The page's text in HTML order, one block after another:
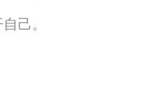
己。